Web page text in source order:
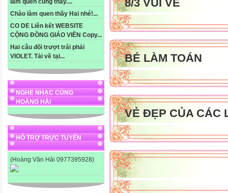
làm quen cùng thầy....
Chào làm quen thầy Hai nhé!...
CO DE Liên kết WEBSITE
CỘNG ĐỒNG GIÁO VIÊN Copy...
Hai câu đối trượt trái phải
VIOLET. Tải về tại...
NGHE NHẠC CÙNG
HOÀNG HẢI
HỖ TRỢ TRỰC TUYẾN
(Hoàng Văn Hải 0977395928)
8/3 VUI VẺ
BÉ LÀM TOÁN
VẺ ĐẸP CỦA CÁC